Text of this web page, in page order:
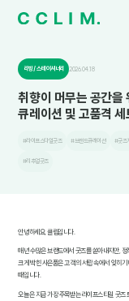
리빙 / 스테이셔너리 2026.04.18
취향이 머무는 공간
큐레이션 및 고품격
#라이프스타일굿즈 #브랜드큐레이션 #굿즈
#리추얼굿즈
안녕하세요, 클림입니다.
매년 수많은 브랜드에서 굿즈를 쏟아내지만,
크게 박힌 사은품은 고객의 서랍 속에서 잊히
때입니다.
오늘은 지금 가장 주목받는 라이프스타일 굿즈